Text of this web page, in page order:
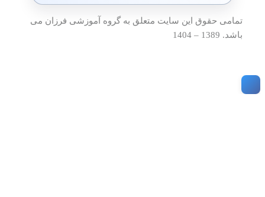
تمامی حقوق این سایت متعلق به گروه آموزشی فرزان می
باشد. 1389 – 1404